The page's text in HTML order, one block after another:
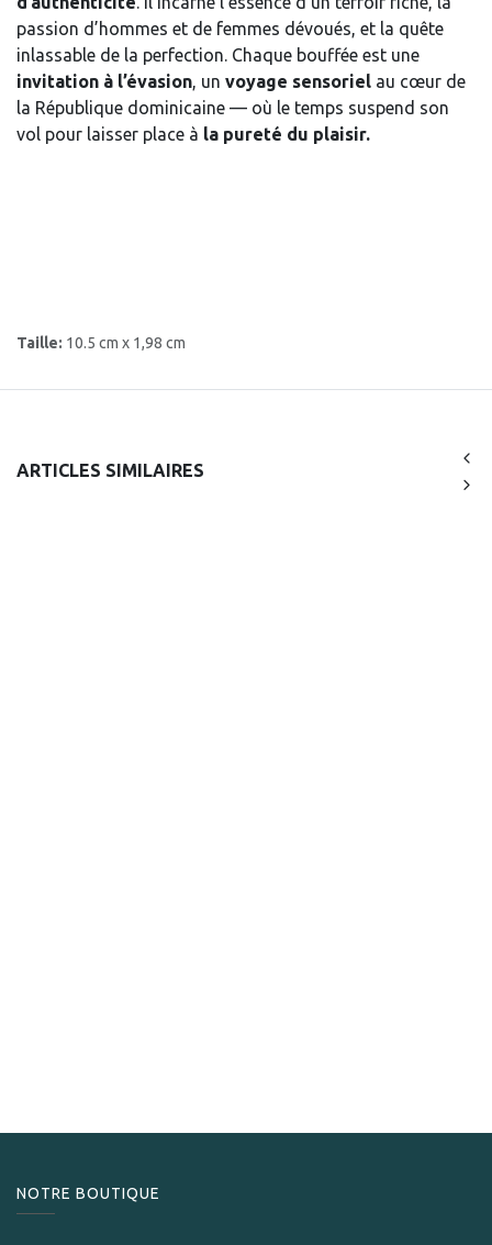
passion d’hommes et de femmes dévoués, et la quête
inlassable de la perfection. Chaque bouffée est une
invitation à l’évasion, un voyage sensoriel au cœur de
la République dominicaine — où le temps suspend son
vol pour laisser place à la pureté du plaisir.
Taille: 10.5 cm x 1,98 cm
ARTICLES SIMILAIRES
NOTRE BOUTIQUE